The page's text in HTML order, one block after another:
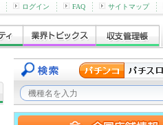
ログイン FAQ サイトマップ